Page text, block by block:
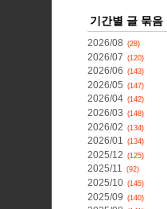
기간별 글 묶음
2026/08 (28)
2026/07 (120)
2026/06 (143)
2026/05 (147)
2026/04 (142)
2026/03 (148)
2026/02 (134)
2026/01 (134)
2025/12 (125)
2025/11 (92)
2025/10 (145)
2025/09 (140)